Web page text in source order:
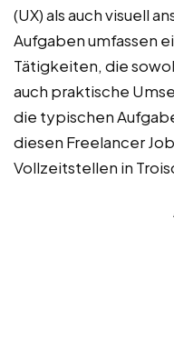
(UX) als auch visuell
Aufgaben umfassen
Tätigkeiten, die
auch praktische
die typischen
diesen Freelancer
Vollzeitstellen in